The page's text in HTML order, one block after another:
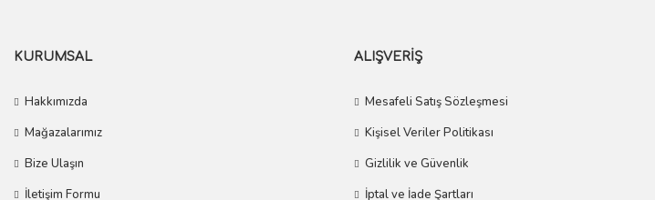
KURUMSAL
Hakkımızda
Mağazalarımız
Bize Ulaşın
İletişim Formu
ALIŞVERİŞ
Mesafeli Satış Sözleşmesi
Kişisel Veriler Politikası
Gizlilik ve Güvenlik
İptal ve İade Şartları